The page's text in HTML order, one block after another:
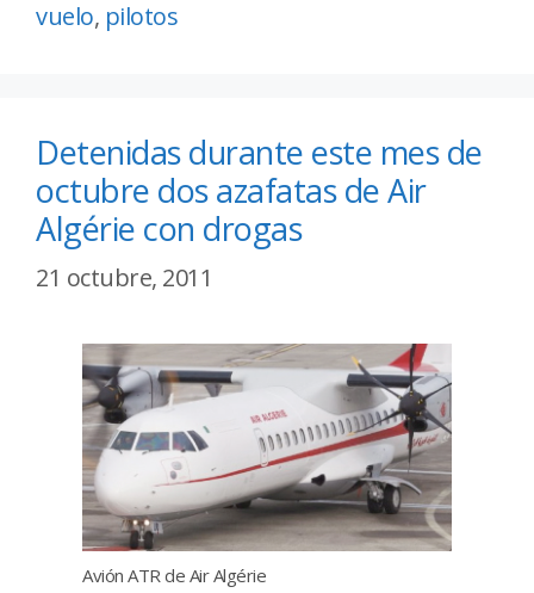
vuelo, pilotos
Detenidas durante este mes de
octubre dos azafatas de Air
Algérie con drogas
21 octubre, 2011
Avión ATR de Air Algérie